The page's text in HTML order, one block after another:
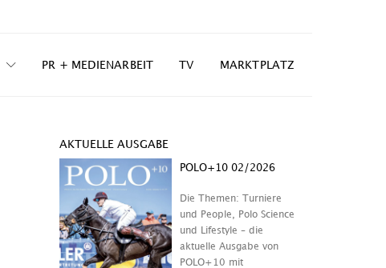
PR + MEDIENARBEIT TV MARKTPLATZ
AKTUELLE AUSGABE
POLO+10 02/2026
Die Themen: Turniere
und People, Polo Science
und Lifestyle – die
aktuelle Ausgabe von
POLO+10 mit